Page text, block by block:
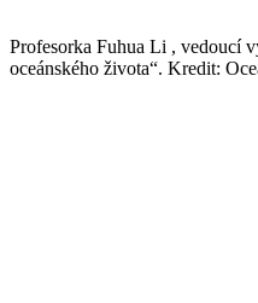
Profesorka Fuhua Li , vedoucí
oceánského života“. Kredit: